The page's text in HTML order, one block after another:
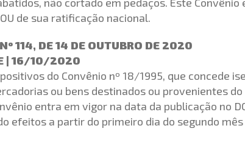
de sua ratificação nacional.
114, DE 14 DE OUTUBRO DE 2020
| 16/10/2020
do Convênio nº 18/1995, que concede
ou bens destinados ou provenientes
entra em vigor na data da publicação no
efeitos a partir do primeiro dia do segundo